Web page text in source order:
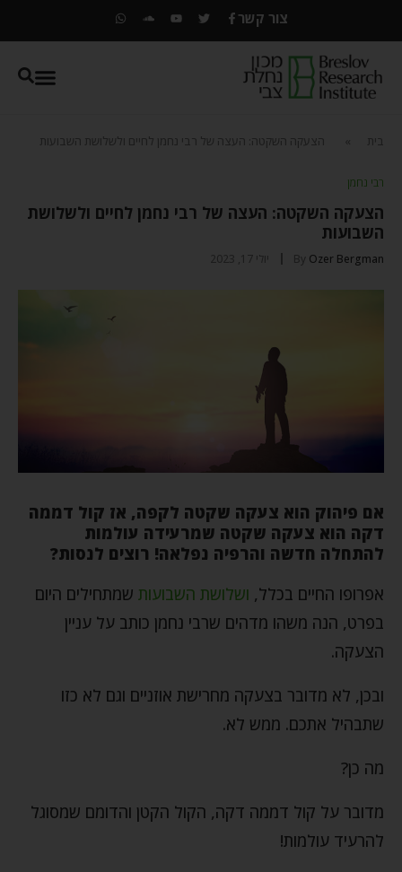
צור קשר
בית הצעקה השקטה: העצה של רבי נחמן לחיים ולשלושת השבועות
רבי נחמן
הצעקה השקטה: העצה של רבי נחמן לחיים ולשלושת
השבועות
By Ozer Bergman יולי 17, 2023
אם פיהוק הוא צעקה שקטה לקפה, אז קול דממה
דקה הוא צעקה שקטה שמרעידה עולמות
להתחלה חדשה והרפיה נפלאה! רוצים לנסות?
אפרופו החיים בכלל, ושלושת השבועות שמתחילים היום
בפרט, הנה משהו מדהים שרבי נחמן כותב על עניין
הצעקה.
ובכן, לא מדובר בצעקה מחרישת אוזניים וגם לא כזו
שתבהיל אתכם. ממש לא.
מה כן?
מדובר על קול דממה דקה, הקול הקטן והדומם שמסוגל
להרעיד עולמות!